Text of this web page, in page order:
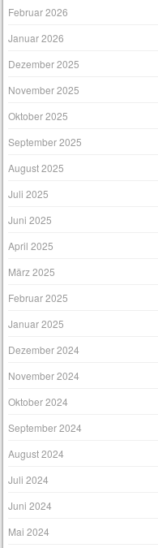
Februar 2026
Januar 2026
Dezember 2025
November 2025
Oktober 2025
September 2025
August 2025
Juli 2025
Juni 2025
April 2025
März 2025
Februar 2025
Januar 2025
Dezember 2024
November 2024
Oktober 2024
September 2024
August 2024
Juli 2024
Juni 2024
Mai 2024